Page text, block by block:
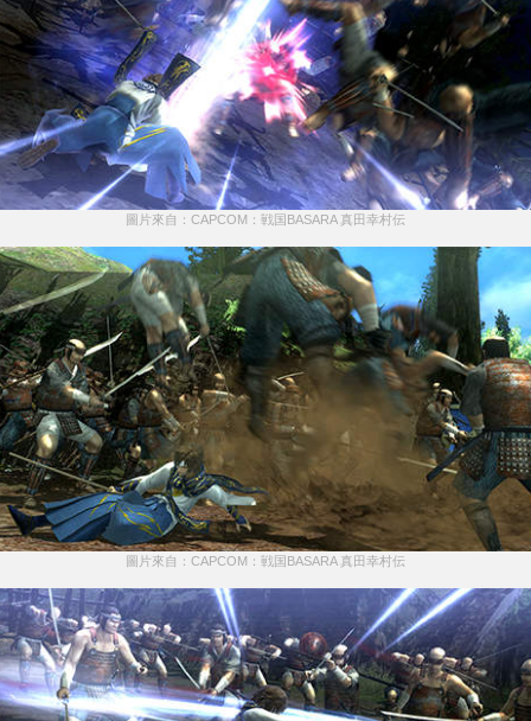
圖片來自：CAPCOM：戦国BASARA 真田幸村伝
圖片來自：CAPCOM：戦国BASARA 真田幸村伝